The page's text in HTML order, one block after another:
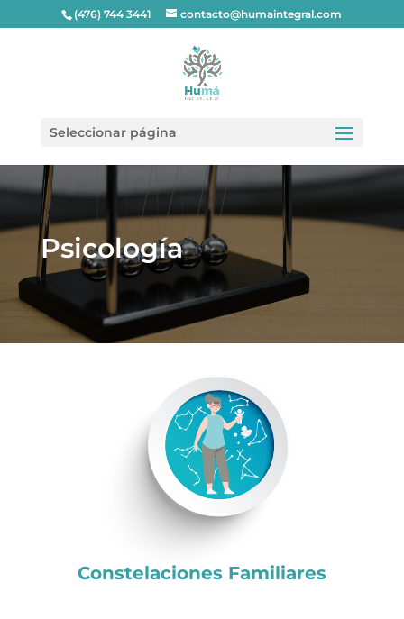
(476) 744 3441 contacto@humaintegral.com
Seleccionar página
Psicología
Constelaciones Familiares